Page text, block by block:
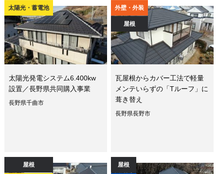
太陽光・蓄電池
太陽光発電システム6.400kw
設置／長野県共同購入事業
長野県千曲市
外壁・外装
屋根
瓦屋根からカバー工法で軽量
メンテいらずの「Tルーフ」に
葺き替え
長野県長野市
屋根 屋根